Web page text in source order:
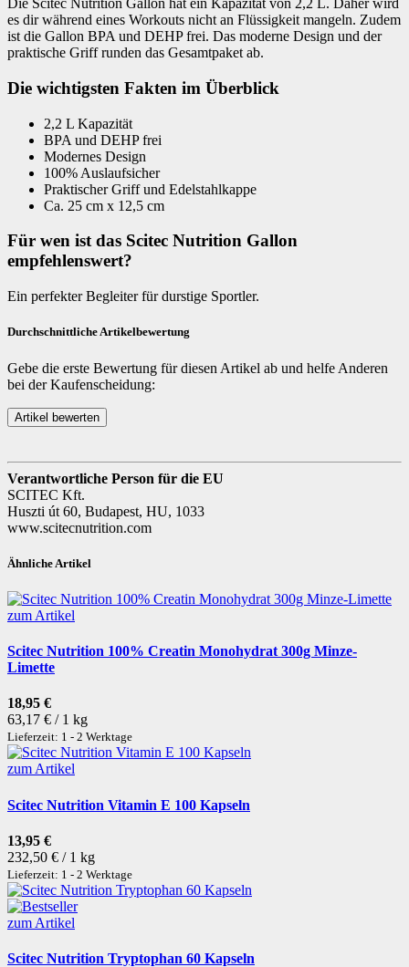
Die Scitec Nutrition Gallon hat ein Kapazität von 2,2 L. Daher wird
es dir während eines Workouts nicht an Flüssigkeit mangeln. Zudem
ist die Gallon BPA und DEHP frei. Das moderne Design und der
praktische Griff runden das Gesamtpaket ab.
Die wichtigsten Fakten im Überblick
2,2 L Kapazität
BPA und DEHP frei
Modernes Design
100% Auslaufsicher
Praktischer Griff und Edelstahlkappe
Ca. 25 cm x 12,5 cm
Für wen ist das Scitec Nutrition Gallon
empfehlenswert?
Ein perfekter Begleiter für durstige Sportler.
Durchschnittliche Artikelbewertung
Gebe die erste Bewertung für diesen Artikel ab und helfe Anderen
bei der Kaufenscheidung:
Verantwortliche Person für die EU
SCITEC Kft.
Huszti út 60, Budapest, HU, 1033
www.scitecnutrition.com
Ähnliche Artikel
zum Artikel
Scitec Nutrition 100% Creatin Monohydrat 300g Minze-
Limette
18,95 €
63,17 € / 1 kg
Lieferzeit: 1 - 2 Werktage
zum Artikel
Scitec Nutrition Vitamin E 100 Kapseln
13,95 €
232,50 € / 1 kg
Lieferzeit: 1 - 2 Werktage
zum Artikel
Scitec Nutrition Tryptophan 60 Kapseln